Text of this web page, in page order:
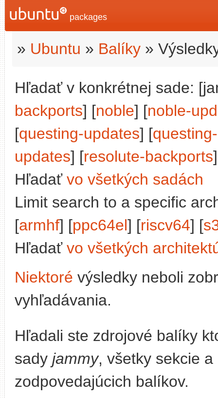
packages
» Ubuntu » Balíky »
Hľadať v konkrétnej sade:
backports] [noble] [noble-
[questing-updates] [
updates] [resolute-backports
Hľadať vo všetkých sadách
Limit search to a specific
[armhf] [ppc64el] [riscv64] [
Hľadať vo všetkých
Niektoré výsledky neboli
vyhľadávania.
Hľadali ste zdrojové balíky
sady jammy, všetky sekcie
zodpovedajúcich balíkov.